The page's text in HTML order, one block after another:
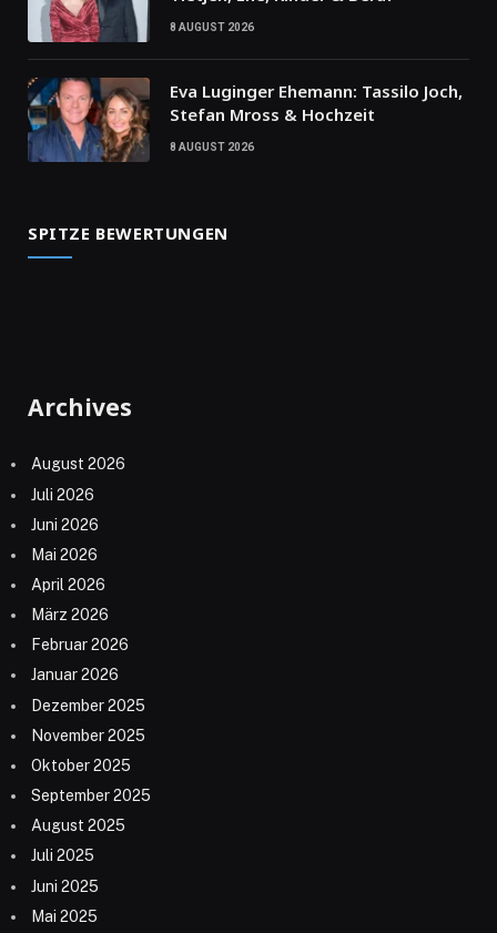
8 AUGUST 2026
Eva Luginger Ehemann: Tassilo Joch,
Stefan Mross & Hochzeit
8 AUGUST 2026
SPITZE BEWERTUNGEN
Archives
August 2026
Juli 2026
Juni 2026
Mai 2026
April 2026
März 2026
Februar 2026
Januar 2026
Dezember 2025
November 2025
Oktober 2025
September 2025
August 2025
Juli 2025
Juni 2025
Mai 2025